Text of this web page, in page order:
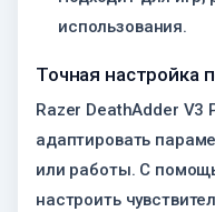
использования.
Точная настройка
Razer DeathAdder V3
адаптировать
или работы. С
настроить